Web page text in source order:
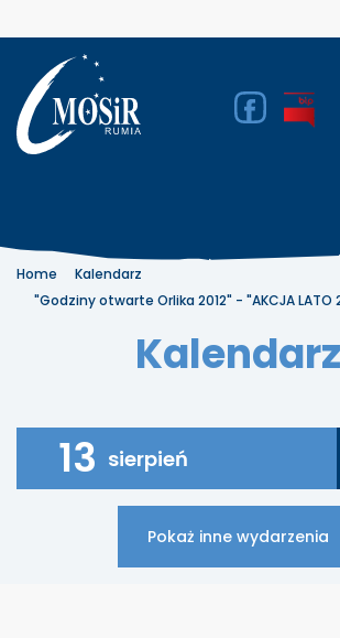
Home
Kalendarz
"Godziny otwarte Orlika 2012" - "AKCJA LATO
Kalendarz
13 sierpień
Pokaż inne wydarzenia